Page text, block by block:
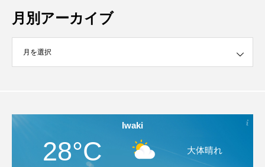
月別アーカイブ
Iwaki
28°C 大体晴れ